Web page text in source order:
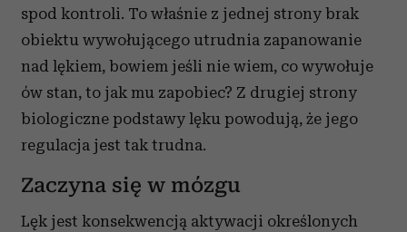
spod kontroli. To właśnie z jednej strony brak
obiektu wywołującego utrudnia zapanowanie
nad lękiem, bowiem jeśli nie wiem, co wywołuje
ów stan, to jak mu zapobiec? Z drugiej strony
biologiczne podstawy lęku powodują, że jego
regulacja jest tak trudna.
Zaczyna się w mózgu
Lęk jest konsekwencją aktywacji określonych